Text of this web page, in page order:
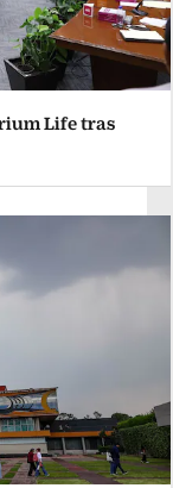
Life tras